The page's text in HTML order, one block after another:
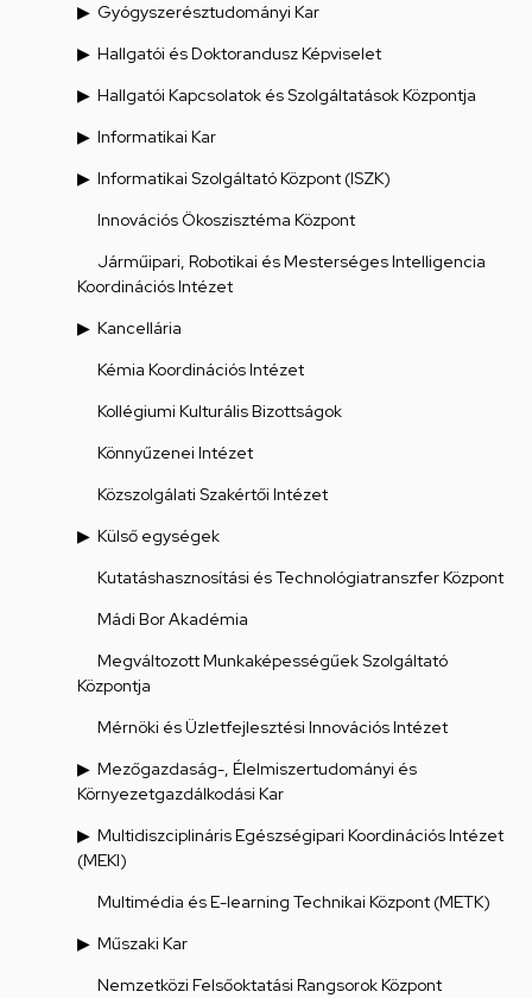
Gyógyszerésztudományi Kar
Hallgatói és Doktorandusz Képviselet
Hallgatói Kapcsolatok és Szolgáltatások Központja
Informatikai Kar
Informatikai Szolgáltató Központ (ISZK)
Innovációs Ökoszisztéma Központ
Járműipari, Robotikai és Mesterséges Intelligencia
Koordinációs Intézet
Kancellária
Kémia Koordinációs Intézet
Kollégiumi Kulturális Bizottságok
Könnyűzenei Intézet
Közszolgálati Szakértői Intézet
Külső egységek
Kutatáshasznosítási és Technológiatranszfer Központ
Mádi Bor Akadémia
Megváltozott Munkaképességűek Szolgáltató
Központja
Mérnöki és Üzletfejlesztési Innovációs Intézet
Mezőgazdaság-, Élelmiszertudományi és
Környezetgazdálkodási Kar
Multidiszciplináris Egészségipari Koordinációs Intézet
(MEKI)
Multimédia és E-learning Technikai Központ (METK)
Műszaki Kar
Nemzetközi Felsőoktatási Rangsorok Központ